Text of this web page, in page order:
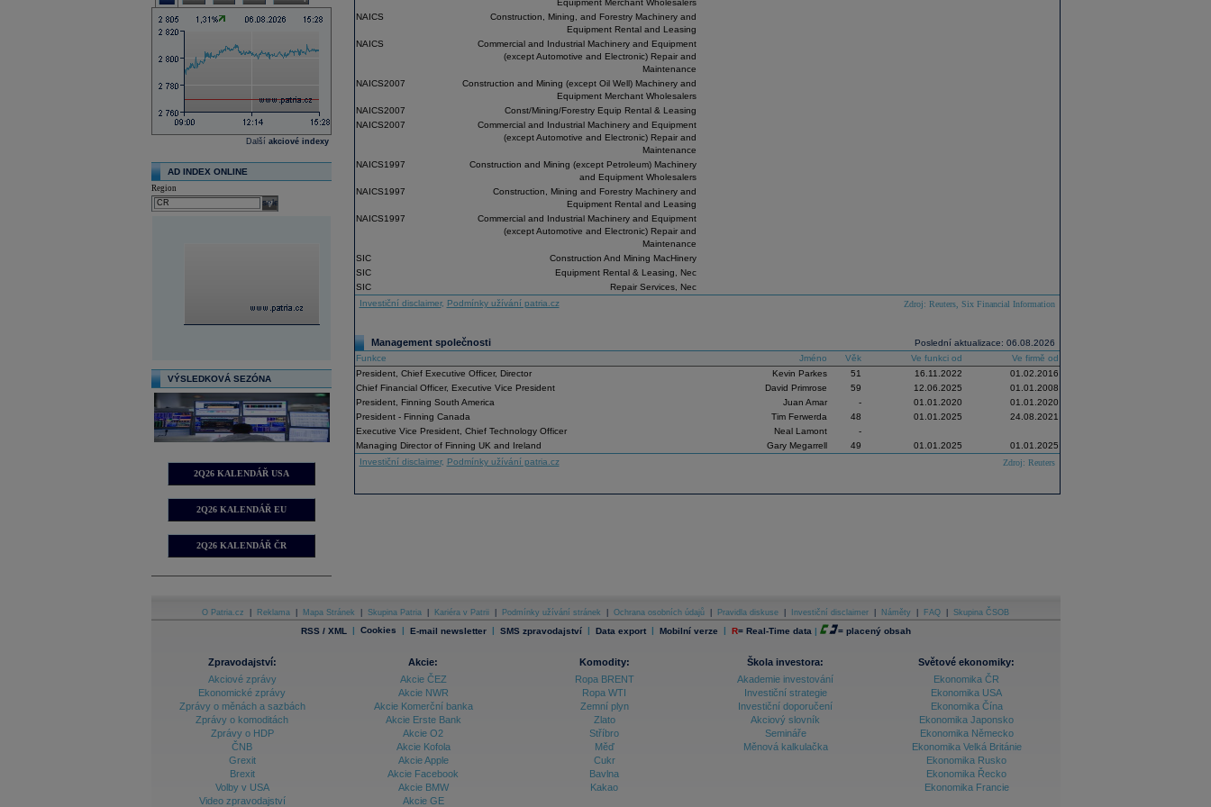
Další akciové indexy
AD INDEX ONLINE
Region
select
VÝSLEDKOVÁ SEZÓNA
2Q26 KALENDÁŘ USA
2Q26 KALENDÁŘ EU
2Q26 KALENDÁŘ ČR
Equipment Merchant Wholesalers
NAICS
Construction, Mining, and Forestry Machinery and
Equipment Rental and Leasing
NAICS
Commercial and Industrial Machinery and Equipment
(except Automotive and Electronic) Repair and
Maintenance
NAICS2007
Construction and Mining (except Oil Well) Machinery and
Equipment Merchant Wholesalers
NAICS2007
Const/Mining/Forestry Equip Rental & Leasing
NAICS2007
Commercial and Industrial Machinery and Equipment
(except Automotive and Electronic) Repair and
Maintenance
NAICS1997
Construction and Mining (except Petroleum) Machinery
and Equipment Wholesalers
NAICS1997
Construction, Mining and Forestry Machinery and
Equipment Rental and Leasing
NAICS1997
Commercial and Industrial Machinery and Equipment
(except Automotive and Electronic) Repair and
Maintenance
SIC
Construction And Mining MacHinery
SIC
Equipment Rental & Leasing, Nec
SIC
Repair Services, Nec
Investiční disclaimer, Podmínky užívání patria.cz Zdroj: Reuters, Six Financial Information
Poslední aktualizace: 06.08.2026
Management společnosti
Funkce Jméno Věk Ve funkci od
Ve firmě od
President, Chief Executive Officer, Director
Kevin Parkes 51 16.11.2022
01.02.2016
Chief Financial Officer, Executive Vice President
David Primrose 59 12.06.2025
01.01.2008
President, Finning South America
Juan Amar - 01.01.2020
01.01.2020
President - Finning Canada
Tim Ferwerda 48 01.01.2025
24.08.2021
Executive Vice President, Chief Technology Officer
Neal Lamont
-
Managing Director of Finning UK and Ireland
Gary Megarrell 49 01.01.2025
01.01.2025
Investiční disclaimer, Podmínky užívání patria.cz Zdroj: Reuters
O Patria.cz Reklama Mapa Stránek Skupina Patria Kariéra v Patrii Podmínky užívání stránek Ochrana osobních údajů Pravidla diskuse Investiční disclaimer Náměty FAQ Skupina ČSOB
RSS / XML | Cookies | E-mail newsletter | SMS zpravodajství | Data export | Mobilní verze | R= Real-Time data | = placený obsah
Zpravodajství:
Akciové zprávy
Ekonomické zprávy
Zprávy o měnách a sazbách
Zprávy o komoditách
Zprávy o HDP
ČNB
Grexit
Brexit
Volby v USA
Video zpravodajství
Akcie:
Akcie ČEZ
Akcie NWR
Akcie Komerční banka
Akcie Erste Bank
Akcie O2
Akcie Kofola
Akcie Apple
Akcie Facebook
Akcie BMW
Akcie GE
Komodity:
Ropa BRENT
Ropa WTI
Zemní plyn
Zlato
Stříbro
Měď
Cukr
Bavlna
Kakao
Škola investora:
Akademie investování
Investiční strategie
Investiční doporučení
Akciový slovník
Semináře
Měnová kalkulačka
Světové ekonomiky:
Ekonomika ČR
Ekonomika USA
Ekonomika Čína
Ekonomika Japonsko
Ekonomika Německo
Ekonomika Velká Británie
Ekonomika Rusko
Ekonomika Řecko
Ekonomika Francie